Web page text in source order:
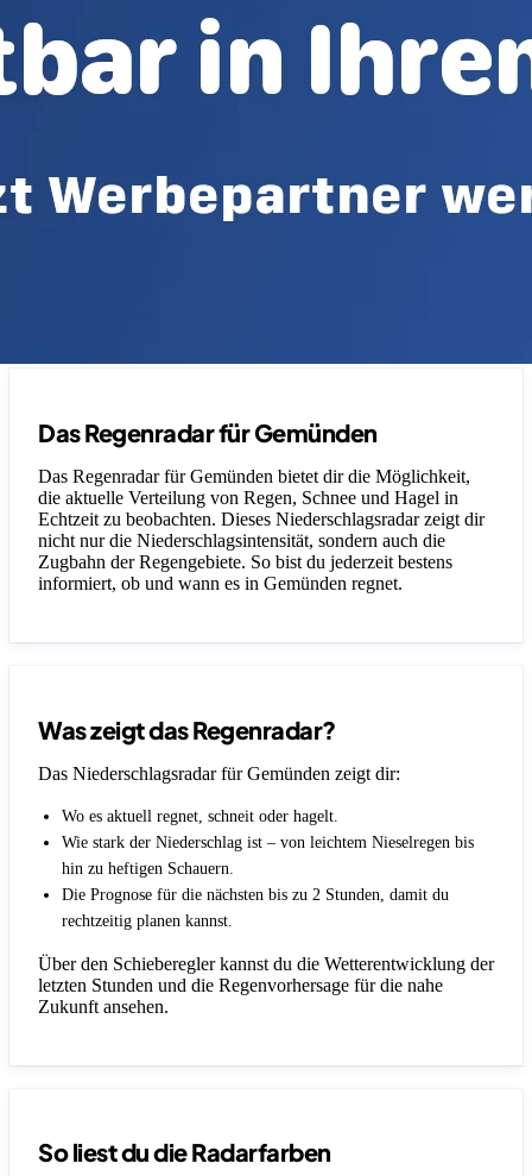
Das Regenradar für Gemünden
Das Regenradar für Gemünden bietet dir die Möglichkeit,
die aktuelle Verteilung von Regen, Schnee und Hagel in
Echtzeit zu beobachten. Dieses Niederschlagsradar zeigt dir
nicht nur die Niederschlagsintensität, sondern auch die
Zugbahn der Regengebiete. So bist du jederzeit bestens
informiert, ob und wann es in Gemünden regnet.
Was zeigt das Regenradar?
Das Niederschlagsradar für Gemünden zeigt dir:
Wo es aktuell regnet, schneit oder hagelt.
Wie stark der Niederschlag ist – von leichtem Nieselregen bis
hin zu heftigen Schauern.
Die Prognose für die nächsten bis zu 2 Stunden, damit du
rechtzeitig planen kannst.
Über den Schieberegler kannst du die Wetterentwicklung der
letzten Stunden und die Regenvorhersage für die nahe
Zukunft ansehen.
So liest du die Radarfarben